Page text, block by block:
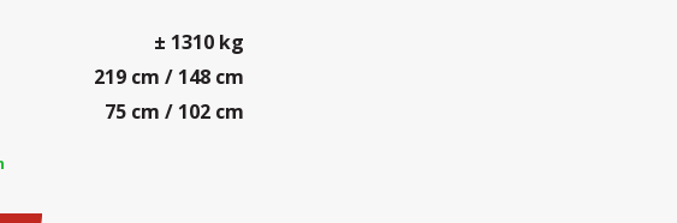
± 1310 kg
219 cm / 148 cm
75 cm / 102 cm